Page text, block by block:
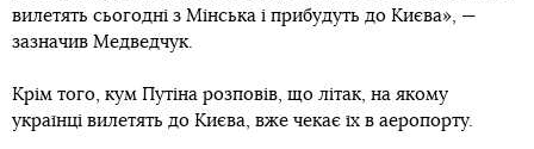
вилетять сьогодні з Мінська і прибудуть до Києва», —
зазначив Медведчук.
Крім того, кум Путіна розповів, що літак, на якому
українці вилетять до Києва, вже чекає їх в аеропорту.